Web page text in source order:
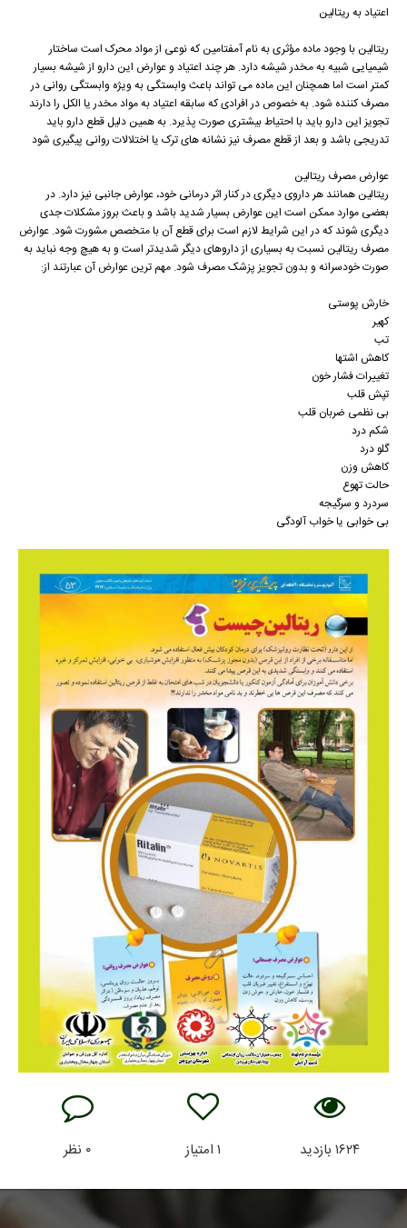
اعتیاد به ریتالین
ریتالین با وجود ماده مؤثری به نام آمفتامین که نوعی از مواد محرک است ساختار
شیمیایی شبیه به مخدر شیشه دارد. هر چند اعتیاد و عوارض این دارو از شیشه بسیار
کمتر است اما همچنان این ماده می تواند باعث وابستگی به ویژه وابستگی روانی در
مصرف کننده شود. به خصوص در افرادی که سابقه اعتیاد به مواد مخدر یا الکل را دارند
تجویز این دارو باید با احتیاط بیشتری صورت پذیرد. به همین دلیل قطع دارو باید
تدریجی باشد و بعد از قطع مصرف نیز نشانه های ترک یا اختلالات روانی پیگیری شود
عوارض مصرف ریتالین
ریتالین همانند هر داروی دیگری در کنار اثر درمانی خود، عوارض جانبی نیز دارد. در
بعضی موارد ممکن است این عوارض بسیار شدید باشد و باعث بروز مشکلات جدی
دیگری شوند که در این شرایط لازم است برای قطع آن با متخصص مشورت شود. عوارض
مصرف ریتالین نسبت به بسیاری از داروهای دیگر شدیدتر است و به هیچ وجه نباید به
صورت خودسرانه و بدون تجویز پزشک مصرف شود. مهم ترین عوارض آن عبارتند از:
خارش پوستی
کهیر
تب
کاهش اشتها
تغییرات فشار خون
تپش قلب
بی نظمی ضربان قلب
شکم درد
گلو درد
کاهش وزن
حالت تهوع
سردرد و سرگیجه
بی خوابی یا خواب آلودگی
۱۶۲۴ بازدید ۱امتیاز ۰ نظر